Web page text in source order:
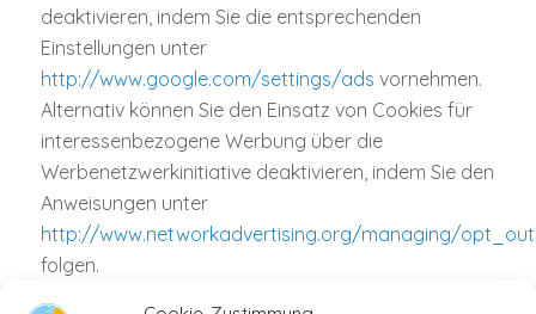
deaktivieren, indem Sie die entsprechenden
Einstellungen unter
http://www.google.com/settings/ads vornehmen.
Alternativ können Sie den Einsatz von Cookies für
interessenbezogene Werbung über die
Werbenetzwerkinitiative deaktivieren, indem Sie den
Anweisungen unter
http://www.networkadvertising.org/managing/
folgen.